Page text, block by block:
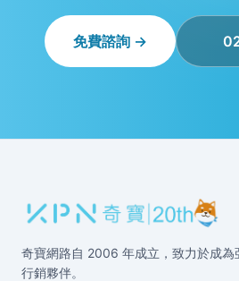
免費諮詢 →
奇寶網路自 2006 年成立，致力於成為
行銷夥伴。